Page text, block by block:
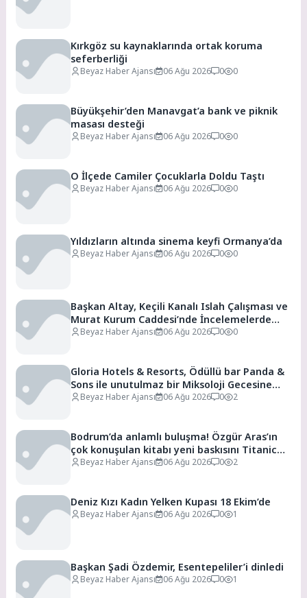
Kırkgöz su kaynaklarında ortak koruma
seferberliği
Beyaz Haber Ajansı 06 Ağu 2026 0 0
Büyükşehir’den Manavgat’a bank ve piknik
masası desteği
Beyaz Haber Ajansı 06 Ağu 2026 0 0
O İlçede Camiler Çocuklarla Doldu Taştı
Beyaz Haber Ajansı 06 Ağu 2026 0 0
Yıldızların altında sinema keyfi Ormanya’da
Beyaz Haber Ajansı 06 Ağu 2026 0 0
Başkan Altay, Keçili Kanalı Islah Çalışması ve
Murat Kurum Caddesi’nde İncelemelerde
Bulundu
Beyaz Haber Ajansı 06 Ağu 2026 0 0
Gloria Hotels & Resorts, Ödüllü bar Panda &
Sons ile unutulmaz bir Miksoloji Gecesine
İmza Attı
Beyaz Haber Ajansı 06 Ağu 2026 0 2
Bodrum’da anlamlı buluşma! Özgür Aras’ın
çok konuşulan kitabı yeni baskısını Titanic
Luxury Collection Bodrum’da kutladı
Beyaz Haber Ajansı 06 Ağu 2026 0 2
Deniz Kızı Kadın Yelken Kupası 18 Ekim’de
Beyaz Haber Ajansı 06 Ağu 2026 0 1
Başkan Şadi Özdemir, Esentepeliler’i dinledi
Beyaz Haber Ajansı 06 Ağu 2026 0 1